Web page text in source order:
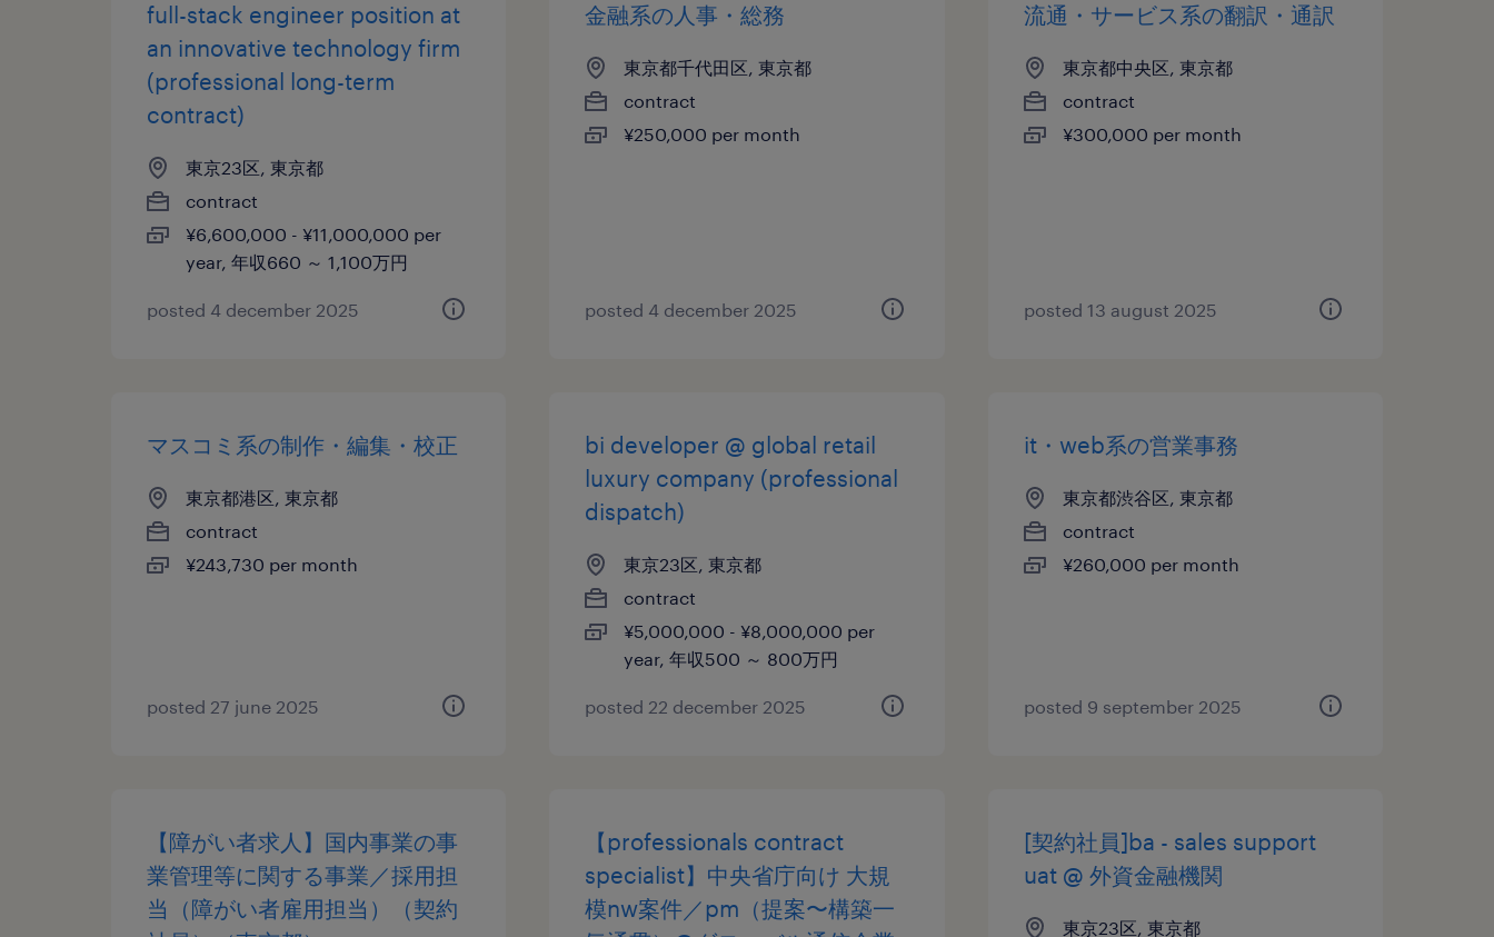
full-stack engineer position at
an innovative technology firm
(professional long-term
contract)
東京23区, 東京都
contract
¥6,600,000 - ¥11,000,000 per
year, 年収660 ～ 1,100万円
posted 4 december 2025
金融系の人事・総務
東京都千代田区, 東京都
contract
¥250,000 per month
posted 4 december 2025
流通・サービス系の翻訳・通訳
東京都中央区, 東京都
contract
¥300,000 per month
posted 13 august 2025
マスコミ系の制作・編集・校正
東京都港区, 東京都
contract
¥243,730 per month
posted 27 june 2025
bi developer @ global retail
luxury company (professional
dispatch)
東京23区, 東京都
contract
¥5,000,000 - ¥8,000,000 per
year, 年収500 ～ 800万円
posted 22 december 2025
it・web系の営業事務
東京都渋谷区, 東京都
contract
¥260,000 per month
posted 9 september 2025
【障がい者求人】国内事業の事
業管理等に関する事業／採用担
当（障がい者雇用担当）（契約
【professionals contract
specialist】中央省庁向け 大規
模nw案件／pm（提案〜構築一
[契約社員]ba - sales support
uat @ 外資金融機関
東京23区, 東京都